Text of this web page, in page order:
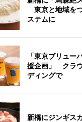
東京と地域を
ステムに
「東京ブリュー
援企画」 クラ
ディングで
新橋にジンギス